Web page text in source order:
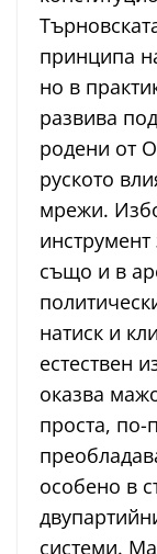
принципа
но в
развива
родени от
руското
мрежи.
също и в
натиск и
естествен
оказва
проста, по-
особено в
системи.